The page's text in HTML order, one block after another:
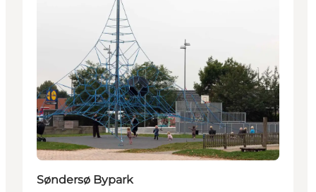
Søndersø Bypark